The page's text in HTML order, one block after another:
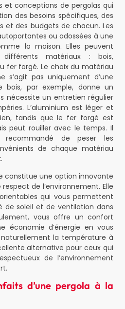
et conceptions de pergolas qui
des besoins spécifiques, des
et des budgets de chacun. Les
ou adossées à une
la maison. Elles peuvent
matériaux : bois,
fer forgé. Le choix du matériau
pas uniquement d’une
bois, par exemple, donne un
nécessite un entretien régulier
L’aluminium est léger et
tandis que le fer forgé est
peut rouiller avec le temps. Il
de peser les
de chaque matériau
constitue une option innovante
de l’environnement. Elle
qui vous permettent
de soleil et de ventilation dans
vous offre un confort
économie d’énergie en vous
la température à
alternative pour ceux qui
de l’environnement
d’une pergola à la